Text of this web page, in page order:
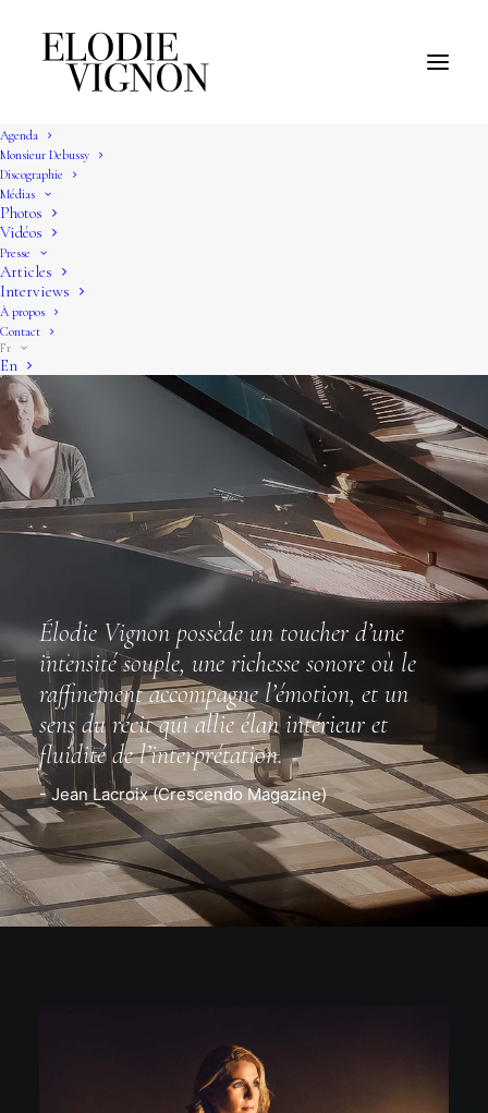
Agenda
Monsieur Debussy
Discographie
Médias
Photos
Vidéos
Presse
Articles
Interviews
À propos
Contact
Fr
En
Élodie Vignon possède un toucher d’une
intensité souple, une richesse sonore où le
raffinement accompagne l’émotion, et un
sens du récit qui allie élan intérieur et
fluidité de l’interprétation.
- Jean Lacroix (Crescendo Magazine)